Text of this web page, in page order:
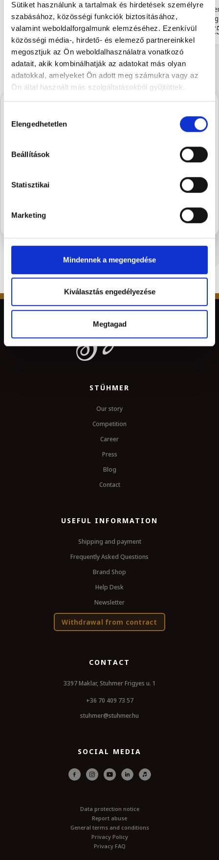
Sütiket használunk a tartalmak és hirdetések személyre
szabásához, közösségi funkciók biztosításához,
valamint weboldalforgalmunk elemzéséhez. Ezenkívül
közösségi média-, hirdető- és elemező partnereinkkel
megosztjuk az Ön weboldalhasználatra vonatkozó
adatait, akik kombinálhatják az adatokat más olyan
adatokkal, amelyeket Ön adott meg számukra vagy az
Ön által használt más szolgáltatásokból gyűjtöttek.
kiválasztása
Elengedhetetlen
Beállítások
Statisztikai
Marketing
Mindennek a megengedése
Kiválasztás engedélyezése
Megtagad
Thank You pralines 130g
130 g
€11.24
Moments
60 g
A Stühmernél mindig
Iratkozz fel, és elsőként értesülsz a
STÜHMER
Our story
Competition
Career
Press
Blog
Contact
USEFUL INFORMATION
Shipping and payment
Frequently Asked Questions
Brand Shop
Help Desk
Newsletter
Withdrawal from contract
CONTACT
3397 Maklar, Stuhmer Frigyes u. 1
+36 70 409 73 57
stuhmer@stuhmer.hu
SOCIAL MEDIA
Data protection notice
Report abuse
General terms and conditions
Privacy Policy
Privacy FAQ